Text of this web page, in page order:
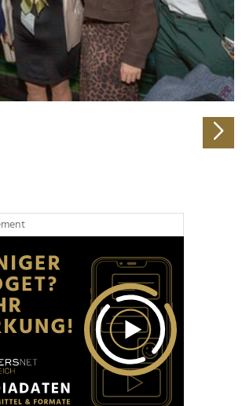
um Inhalte und Anzeigen zu
für soziale Medien anbieten
Zugriffe auf unsere Website zu
geben wir Informationen zu Ihrer
Website an unsere Partner für
und Analysen weiter. Unsere
Informationen möglicherweise mit